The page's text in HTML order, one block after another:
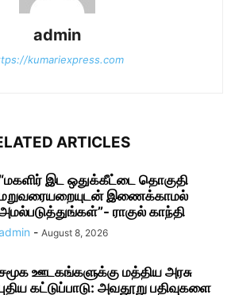
admin
kumariexpress.com
ARTICLES
“மகளிர் இட ஒதுக்கீட்டை தொகுதி
இணைக்காமல்
ராகுல் காந்தி
- August 8, 2026
ஊடகங்களுக்கு மத்திய அரசு
கட்டுப்பாடு: அவதூறு பதிவுகளை